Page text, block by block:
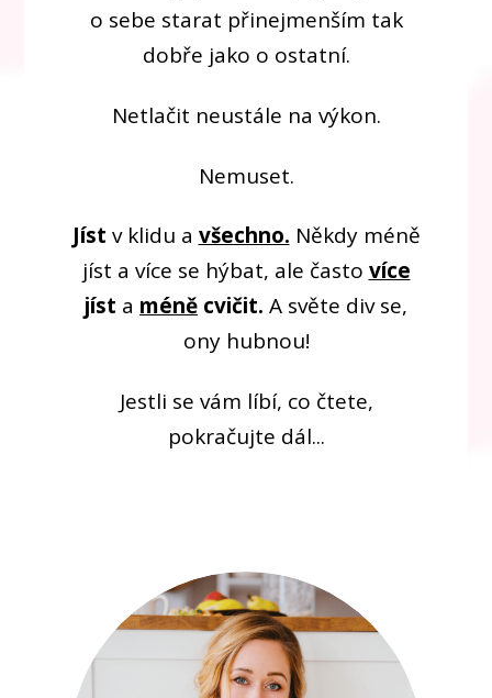
o sebe starat přinejmenším tak
dobře jako o ostatní.
Netlačit neustále na výkon.
Nemuset.
Jíst v klidu a všechno. Někdy méně
jíst a více se hýbat, ale často více
jíst a méně cvičit. A světe div se,
ony hubnou!
Jestli se vám líbí, co čtete,
pokračujte dál...